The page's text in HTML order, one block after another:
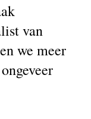
van
we meer